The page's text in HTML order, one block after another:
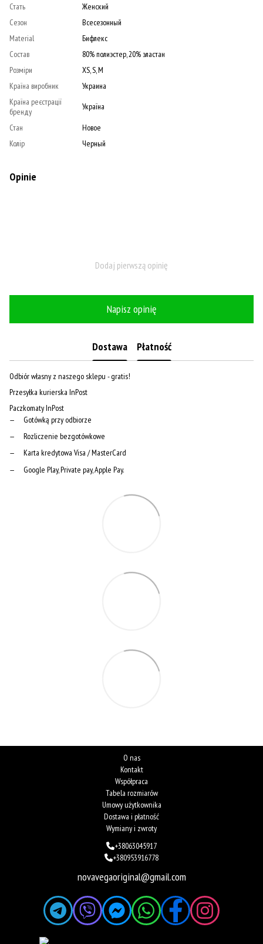
Стать
Женский
Сезон
Всесезонный
Material
Бифлекс
Состав
80% полиэстер, 20% эластан
Розміри
XS, S, M
Країна виробник
Украина
Країна реєстрації
бренду
Україна
Стан
Новое
Колір
Черный
Opinie
Dodaj pierwszą opinię
Napisz opinię
Dostawa Płatność
Odbiór własny z naszego sklepu - gratis!
Przesyłka kurierska InPost
Paczkomaty InPost
Gotówką przy odbiorze
Rozliczenie bezgotówkowe
Karta kredytowa Visa / MasterCard
Google Play, Private pay, Apple Pay.
O nas
Kontakt
Współpraca
Tabela rozmiarów
Umowy użytkownika
Dostawa i płatność
Wymiany i zwroty
+38063045917
+380953916778
novavegaoriginal@gmail.com